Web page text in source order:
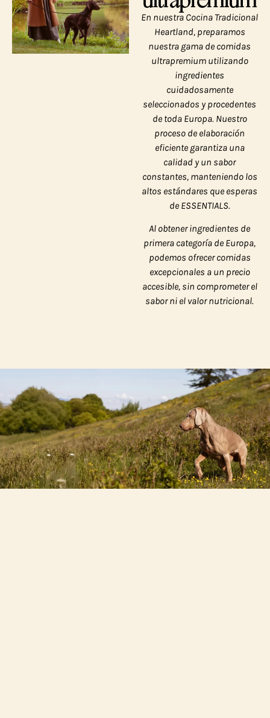
En nuestra Cocina Tradicional
Heartland, preparamos
nuestra gama de comidas
ultrapremium utilizando
ingredientes
cuidadosamente
seleccionados y procedentes
de toda Europa. Nuestro
proceso de elaboración
eficiente garantiza una
calidad y un sabor
constantes, manteniendo los
altos estándares que esperas
de ESSENTIALS.
Al obtener ingredientes de
primera categoría de Europa,
podemos ofrecer comidas
excepcionales a un precio
accesible, sin comprometer el
sabor ni el valor nutricional.